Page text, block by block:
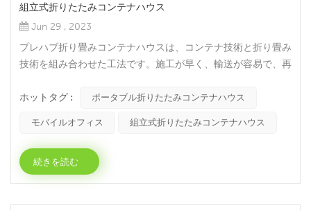
組立式折りたたみコンテナハウス
Jun 29 , 2023
プレハブ折り畳みコンテナハウスは、コンテナ技術と折り畳み
技術を組み合わせた工法です。施工が早く、輸送が容易で、再
準サイズの輸送用コンテナを基本的な建築ユニットとして使用
輸送や組み立てのためにすぐに折りたたんだり広げたりするこ
とができます。プレハブ折りたたみコンテナハウスは、仮設住
宅、オフ...
ホットタグ : ポータブル折りたたみコンテナハウス
モバイルオフィス 組立式折りたたみコンテナハウス
続きを読む